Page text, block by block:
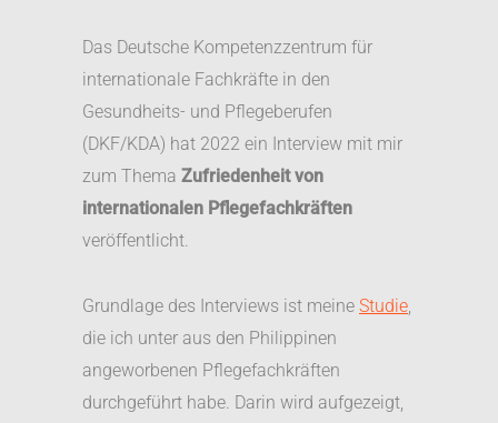
Das Deutsche Kompetenzzentrum für
internationale Fachkräfte in den
Gesundheits- und Pflegeberufen
(DKF/KDA) hat 2022 ein Interview mit mir
zum Thema Zufriedenheit von
internationalen Pflegefachkräften
veröffentlicht.
Grundlage des Interviews ist meine Studie,
die ich unter aus den Philippinen
angeworbenen Pflegefachkräften
durchgeführt habe. Darin wird aufgezeigt,